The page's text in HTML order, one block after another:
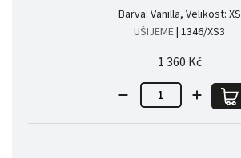
Barva: Vanilla, Velikost: XS
UŠIJEME| 1346/XS3
1 360 Kč